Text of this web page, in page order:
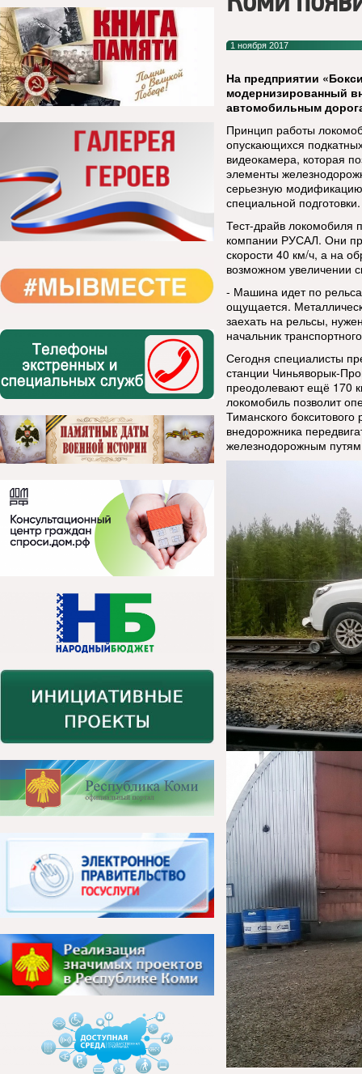
1 ноября 2017
На предприятии
модернизированный
автомобильным
Принцип работы
опускающихся
видеокамера, которая
элементы
серьезную
специальной подготовки.
Тест-драйв локомобиля
компании РУСАЛ. Они
скорости 40 км/ч, а на
возможном увеличении
- Машина идет по
ощущается.
заехать на рельсы,
начальник
Сегодня специалисты
станции Чиньяворык-
преодолевают ещё 170
локомобиль позволит
Тиманского
внедорожника
железнодорожным